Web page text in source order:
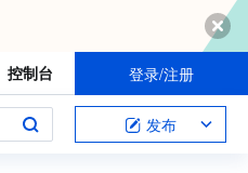
控制台 登录/注册
发布